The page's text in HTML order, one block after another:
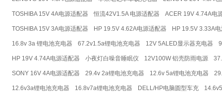
TOSHIBA 15V 4A电源适配器 恒流42V1.5A 电源适配器 ACER 19V 4.74A电
TOSHIBA 15V 3A电源适配器 HP 19.5V 4.62A电源适配器 HP 19.5V 3.33A
16.8v 3a 锂电池充电器 67.2v1.5a锂电池充电器 12V 5ALED显示器充电器
HP 19V 4.74A电源适配器 小夜灯白噪音睡眠仪 12V100W 铝壳防雨电源
SONY 16V 4A电源适配器 29.4v 2a锂电池充电器 12.6v 5a锂电池充电器
12.6v3a锂电池充电器 16.8v7a锂电池充电器 DELL/HP电脑圆型车充